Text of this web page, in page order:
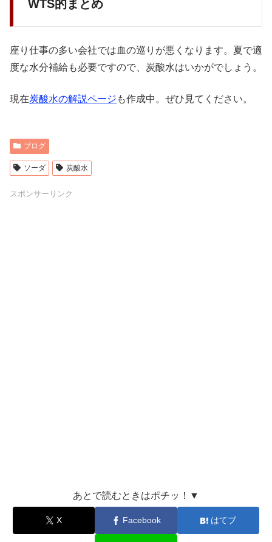
WTS的まとめ
座り仕事の多い会社では血の巡りが悪くなります。夏で適
度な水分補給も必要ですので、炭酸水はいかがでしょう。
現在炭酸水の解説ページ も作成中。ぜひ見てください。
ブログ
ソーダ 炭酸水
スポンサーリンク
あとで読むときはポチッ！▼
X Facebook はてブ